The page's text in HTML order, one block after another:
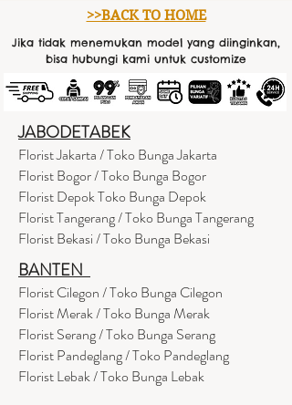
>>BACK TO HOME
Jika tidak menemukan model yang diinginkan,
bisa hubungi kami untuk customize
JABODETABEK
Florist Jakarta / Toko Bunga Jakarta
Florist Bogor / Toko Bunga Bogor
Florist Depok Toko Bunga Depok
Florist Tangerang / Toko Bunga Tangerang
Florist Bekasi / Toko Bunga Bekasi
BANTEN
Florist Cilegon / Toko Bunga Cilegon
Florist Merak / Toko Bunga Merak
Florist Serang / Toko Bunga Serang
Florist Pandeglang / Toko Pandeglang
Florist Lebak / Toko Bunga Lebak